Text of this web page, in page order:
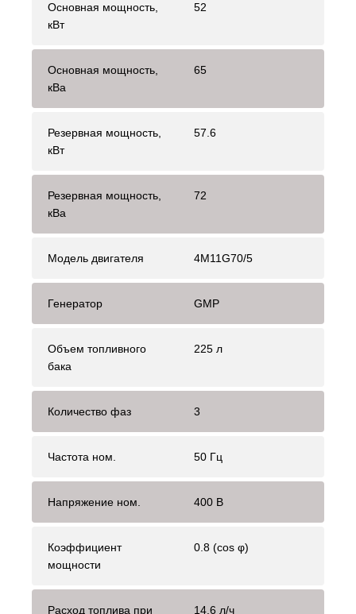
Основная мощность,
кВт
52
Основная мощность,
кВа
65
Резервная мощность,
кВт
57.6
Резервная мощность,
кВа
72
Модель двигателя 4M11G70/5
Генератор GMP
Объем топливного
бака
225 л
Количество фаз 3
Частота ном. 50 Гц
Напряжение ном. 400 В
Коэффициент
мощности
0.8 (cos φ)
Расход топлива при 14.6 л/ч